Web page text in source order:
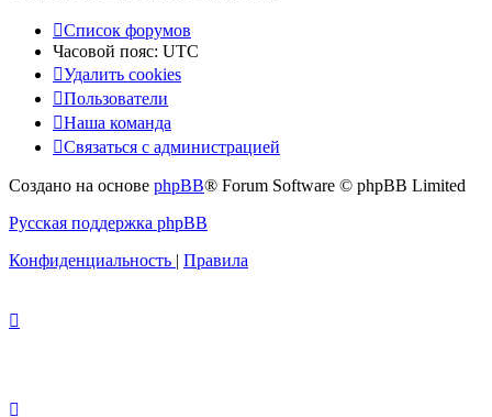
Список форумов
Часовой пояс: UTC
Удалить cookies
Пользователи
Наша команда
Связаться с администрацией
Создано на основе phpBB® Forum Software © phpBB Limited
Русская поддержка phpBB
Конфиденциальность | Правила